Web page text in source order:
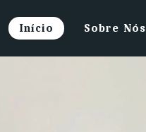
Início Sobre Nós